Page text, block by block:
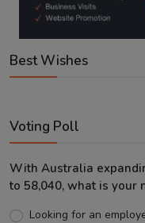
Best Wishes
Voting Poll
With Australia
to 58,040, what is your
Looking for an